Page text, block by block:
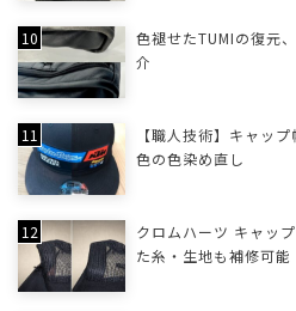
色褪せたTUMIの復元
介
【職人技術】キャッ
色の色染め直し
クロムハーツ キャッ
た糸・生地も補修可能